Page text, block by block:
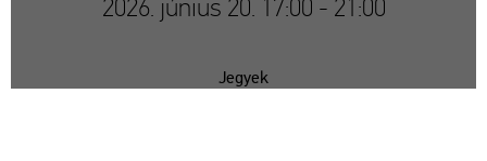
2026. június 20. 17:00 - 21:00
Jegyek